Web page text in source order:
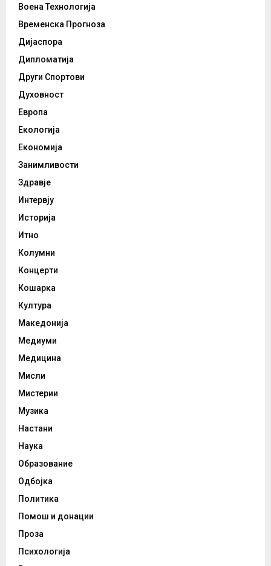
Воена Технологија
Временска Прогноза
Дијаспора
Дипломатија
Други Спортови
Духовност
Европа
Екологија
Економија
Занимливости
Здравје
Интервју
Историја
Итно
Колумни
Концерти
Кошарка
Култура
Македонија
Медиуми
Медицина
Мисли
Мистерии
Музика
Настани
Наука
Образование
Одбојка
Политика
Помош и донации
Проза
Психологија